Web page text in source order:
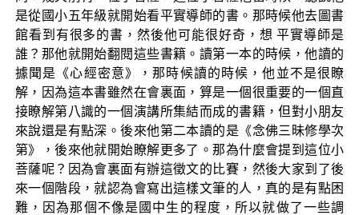
是從國小五年級就開始看平實導師的書。那時候他去圖書
館看到有很多的書，然後他可能很好奇，想 平實導師是
誰？那他就開始翻閱這些書籍。讀第一本的時候，他讀的
據聞是《心經密意》，那時候讀的時候，他並不是很瞭
解，因為這本書雖然在會裏面，算是一個很重要的一個直
接瞭解第八識的一個演講所集結而成的書籍，但對小朋友
來說還是有點深。後來他第二本讀的是《念佛三昧修學次
第》，後來他就開始瞭解更多了。那為什麼會提到這位小
菩薩呢？因為會裏面有辦這徵文的比賽，然後大家到了後
來一個階段，就認為會寫出這樣文筆的人，真的是有點困
難，因為那個不像是國中生的程度，所以就做了一些調